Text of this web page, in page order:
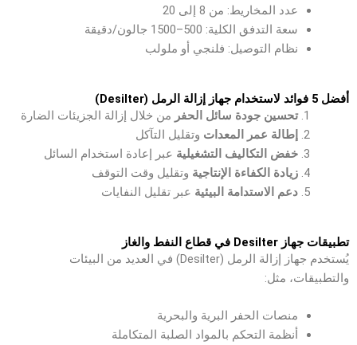
عدد المخاريط: من 8 إلى 20
سعة التدفق الكلية: 500–1500 جالون/دقيقة
نظام التوصيل: فلنجي أو ملولب
أفضل 5 فوائد لاستخدام جهاز إزالة الرمل (Desilter)
تحسين جودة سائل الحفر من خلال إزالة الجزيئات الضارة
إطالة عمر المعدات وتقليل التآكل
خفض التكاليف التشغيلية عبر إعادة استخدام السائل
زيادة الكفاءة الإنتاجية وتقليل وقت التوقف
دعم الاستدامة البيئية عبر تقليل النفايات
تطبيقات جهاز Desilter في قطاع النفط والغاز
يُستخدم جهاز إزالة الرمل (Desilter) في العديد من البيئات
والتطبيقات، مثل:
منصات الحفر البرية والبحرية
أنظمة التحكم بالمواد الصلبة المتكاملة